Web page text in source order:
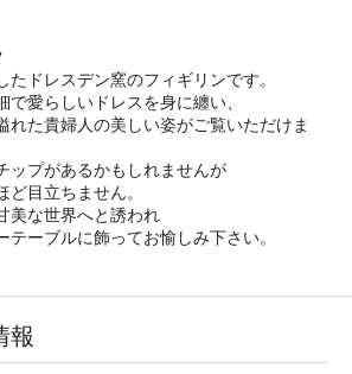
たドレスデン窯のフィギリンです。
で愛らしいドレスを身に纏い、
れた貴婦人の美しい姿がご覧いただけま
ップがあるかもしれませんが
ど目立ちません。
美な世界へと誘われ
テーブルに飾ってお愉しみ下さい。
報